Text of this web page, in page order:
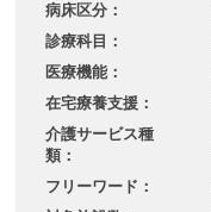
病床区分：
診療科目：
医療機能：
在宅療養支援：
介護サービス種
類：
フリーワード：